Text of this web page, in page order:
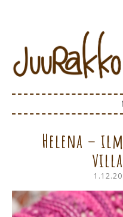
SKIP TO CONTENT
Helena –